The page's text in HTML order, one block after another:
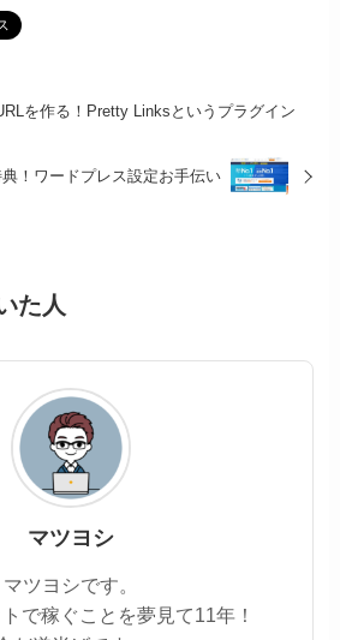
を作る！Pretty Linksというプラグイン
！ワードプレス設定お手伝い
た人
マツヨシ
マツヨシです。
で稼ぐことを夢見て11年！